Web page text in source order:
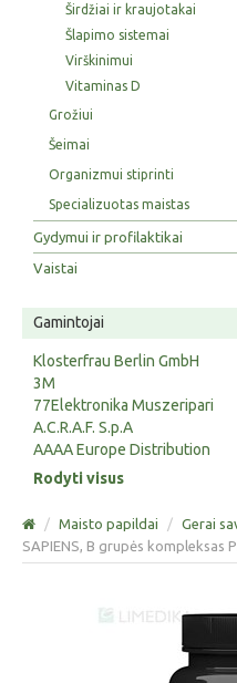
Širdžiai ir kraujotakai
Šlapimo sistemai
Virškinimui
Vitaminas D
Grožiui
Šeimai
Organizmui stiprinti
Specializuotas maistas
Gydymui ir profilaktikai
Vaistai
Gamintojai
Klosterfrau Berlin GmbH
3M
77Elektronika Muszeripari
A.C.R.A.F. S.p.A
AAAA Europe Distribution
Rodyti visus
/ Maisto papildai / Gerai
SAPIENS, B grupės kompleksas